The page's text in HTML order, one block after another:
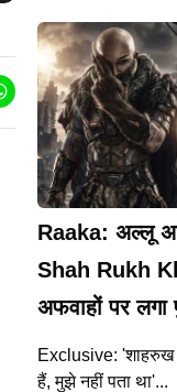
Raaka: अल्लू
Shah Rukh
अफवाहों पर
Exclusive: 'शाहरुख
हैं, मुझे नहीं पता था'...